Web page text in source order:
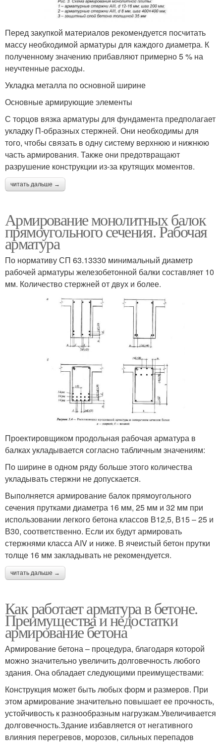
Перед закупкой материалов рекомендуется посчитать
массу необходимой арматуры для каждого диаметра. К
полученному значению прибавляют примерно 5 % на
неучтенные расходы.
Укладка металла по основной ширине
Основные армирующие элементы
С торцов вязка арматуры для фундамента предполагает
укладку П-образных стержней. Они необходимы для
того, чтобы связать в одну систему верхнюю и нижнюю
часть армирования. Также они предотвращают
разрушение конструкции из-за крутящих моментов.
читать дальше →
Армирование монолитных балок
прямоугольного сечения. Рабочая
арматура
По нормативу СП 63.13330 минимальный диаметр
рабочей арматуры железобетонной балки составляет 10
мм. Количество стержней от двух и более.
Проектировщиком продольная рабочая арматура в
балках укладывается согласно табличным значениям:
По ширине в одном ряду больше этого количества
укладывать стержни не допускается.
Выполняется армирование балок прямоугольного
сечения прутками диаметра 16 мм, 25 мм и 32 мм при
использовании легкого бетона классов В12,5, В15 – 25 и
В30, соответственно. Если их будут армировать
стержнями класса АIV и ниже. В ячеистый бетон прутки
толще 16 мм закладывать не рекомендуется.
читать дальше →
Как работает арматура в бетоне.
Преимущества и недостатки
армирование бетона
Армирование бетона – процедура, благодаря которой
можно значительно увеличить долговечность любого
здания. Она обладает следующими преимуществами:
Конструкция может быть любых форм и размеров. При
этом армирование значительно повышает ее прочность,
устойчивость к разнообразным нагрузкам.Увеличивается
долговечность.Здание избавляется от негативного
влияния перегревов, морозов, сильных перепадов